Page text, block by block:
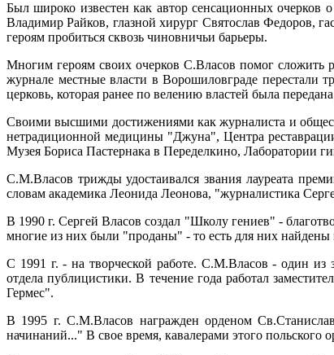
Был широко известен как автор сенсационных
Владимир Райков, глазной хирург Святослав Федоров,
героям пробиться сквозь чиновничьи барьеры.
Многим героям своих очерков С.Власов помог сложить
журнале местные власти в Ворошиловграде перестали
церковь, которая ранее по велению властей была передана
Своими высшими достижениями как журналиста и
нетрадиционной медицины "Джуна", Центра
Музея Бориса Пастернака в Переделкино, Лаборатории
С.М.Власов трижды удостаивался звания лауреата
словам академика Леонида Леонова, "журналистика
В 1990 г. Сергей Власов создал "Школу гениев" -
многие из них были "проданы" - то есть для них найдены
С 1991 г. - на творческой работе. С.М.Власов - один
отдела публицистики. В течение года работал
Гермес".
В 1995 г. С.М.Власов награжден орденом
начинаний..." В свое время, кавалерами этого